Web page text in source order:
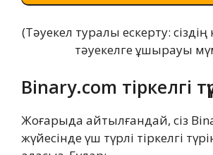
(Тәуекел туралы ескерту:
тәуекелге ұшырауы
Binary.com тіркелгі
Жоғарыда айтылғандай, сіз
жүйесінде үш түрлі тіркелгі